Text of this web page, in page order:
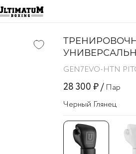
GEN7EVO-HTN
28 300 ₽ / Пар
Черный Глянец